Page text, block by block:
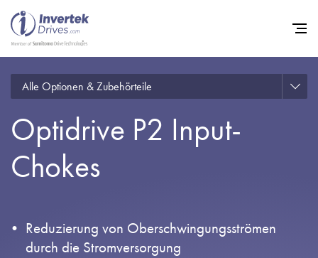
Alle Optionen & Zubehörteile
Optidrive P2 Input-
Chokes
Reduzierung von Oberschwingungsströmen
durch die Stromversorgung
Startseite
Frequenzumrichter
Karriere